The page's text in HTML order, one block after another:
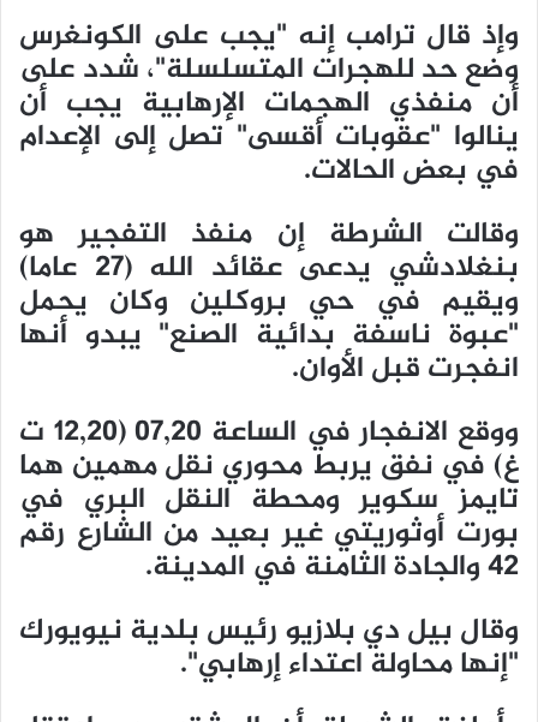
وإذ قال ترامب إنه "يجب على الكونغرس
وضع حد للهجرات المتسلسلة"، شدد على
أن منفذي الهجمات الإرهابية يجب أن
ينالوا "عقوبات أقسى" تصل إلى الإعدام
في بعض الحالات.
وقالت الشرطة إن منفذ التفجير هو
بنغلادشي يدعى عقائد الله (27 عاما)
ويقيم في حي بروكلين وكان يحمل
"عبوة ناسفة بدائية الصنع" يبدو أنها
انفجرت قبل الأوان.
ووقع الانفجار في الساعة 07,20 (12,20 ت
غ) في نفق يربط محوري نقل مهمين هما
تايمز سكوير ومحطة النقل البري في
بورت أوثوريتي غير بعيد من الشارع رقم
42 والجادة الثامنة في المدينة.
وقال بيل دي بلازيو رئيس بلدية نيويورك
"إنها محاولة اعتداء إرهابي".